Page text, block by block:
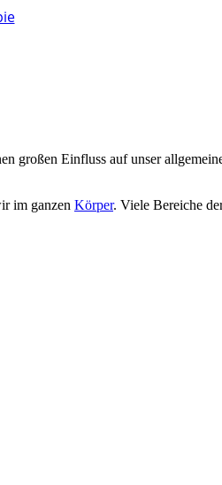
großen Einfluss auf unser
im ganzen Körper. Viele Bereiche